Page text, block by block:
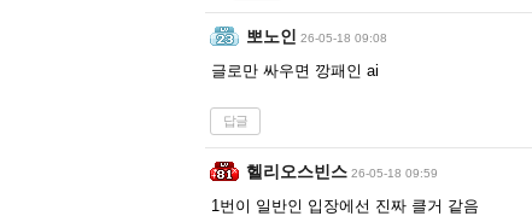
뽀노인 26-05-18 09:08
글로만 싸우면 깡패인 ai
답글
헬리오스빈스 26-05-18 09:59
1번이 일반인 입장에선 진짜 클거 같음